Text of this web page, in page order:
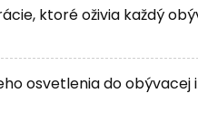
ktoré oživia každý
osvetlenia do obývacej